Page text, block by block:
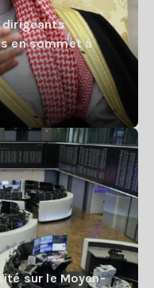
dirigeants
en sommet à
sur le Moyen-